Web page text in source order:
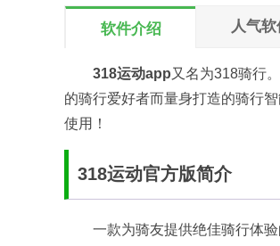
软件介绍 人气软
318运动app又名为318骑行
的骑行爱好者而量身打造的骑行
使用！
318运动官方版简介
一款为骑友提供绝佳骑行体